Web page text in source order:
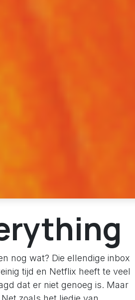
nog wat? Die ellendige inbox
tijd en Netflix heeft te veel
dat er niet genoeg is. Maar